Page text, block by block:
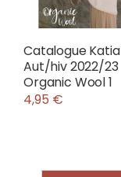
Catalogue Katia
Aut/hiv 2022/23
Organic Wool 1
4,95 €